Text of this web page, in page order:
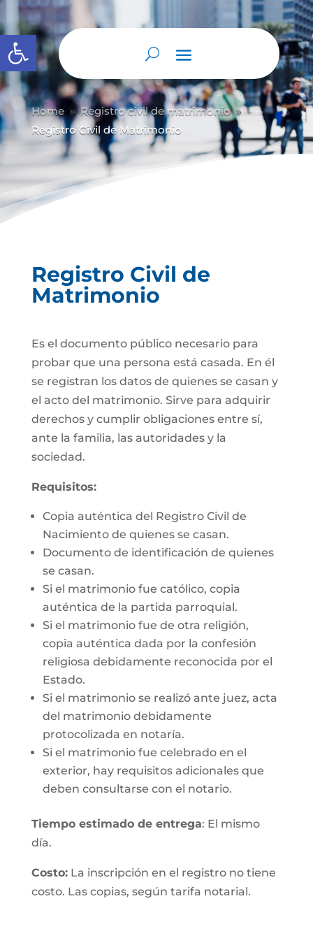
Abrir barra de herramientas
Home 9 Registro civil de matrimonio 9
Registro Civil de Matrimonio
Registro Civil de
Matrimonio
Es el documento público necesario para
probar que una persona está casada. En él
se registran los datos de quienes se casan y
el acto del matrimonio. Sirve para adquirir
derechos y cumplir obligaciones entre sí,
ante la familia, las autoridades y la
sociedad.
Requisitos:
Copia auténtica del Registro Civil de
Nacimiento de quienes se casan.
Documento de identificación de quienes
se casan.
Si el matrimonio fue católico, copia
auténtica de la partida parroquial.
Si el matrimonio fue de otra religión,
copia auténtica dada por la confesión
religiosa debidamente reconocida por el
Estado.
Si el matrimonio se realizó ante juez, acta
del matrimonio debidamente
protocolizada en notaría.
Si el matrimonio fue celebrado en el
exterior, hay requisitos adicionales que
deben consultarse con el notario.
Tiempo estimado de entrega: El mismo
día.
Costo:La inscripción en el registro no tiene
costo. Las copias, según tarifa notarial.